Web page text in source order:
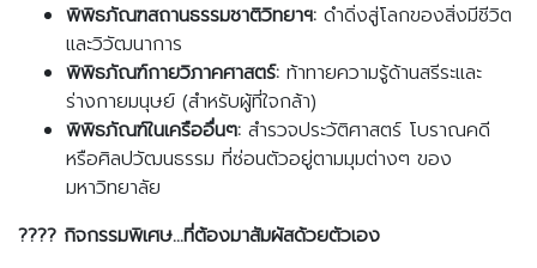
พิพิธภัณฑสถานธรรมชาติวิทยาฯ: ดำดิ่งสู่โลกของสิ่งมีชีวิต
และวิวัฒนาการ
พิพิธภัณฑ์กายวิภาคศาสตร์: ท้าทายความรู้ด้านสรีระและ
ร่างกายมนุษย์ (สำหรับผู้ที่ใจกล้า)
พิพิธภัณฑ์ในเครืออื่นๆ: สำรวจประวัติศาสตร์ โบราณคดี
หรือศิลปวัฒนธรรม ที่ซ่อนตัวอยู่ตามมุมต่างๆ ของ
มหาวิทยาลัย
???? กิจกรรมพิเศษ...ที่ต้องมาสัมผัสด้วยตัวเอง